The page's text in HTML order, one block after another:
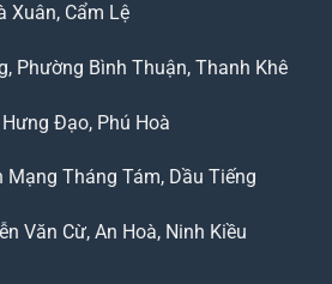
Xuân, Cẩm Lệ
Phường Bình Thuận, Thanh Khê
Đạo, Phú Hoà
Mạng Tháng Tám, Dầu Tiếng
Văn Cừ, An Hoà, Ninh Kiều